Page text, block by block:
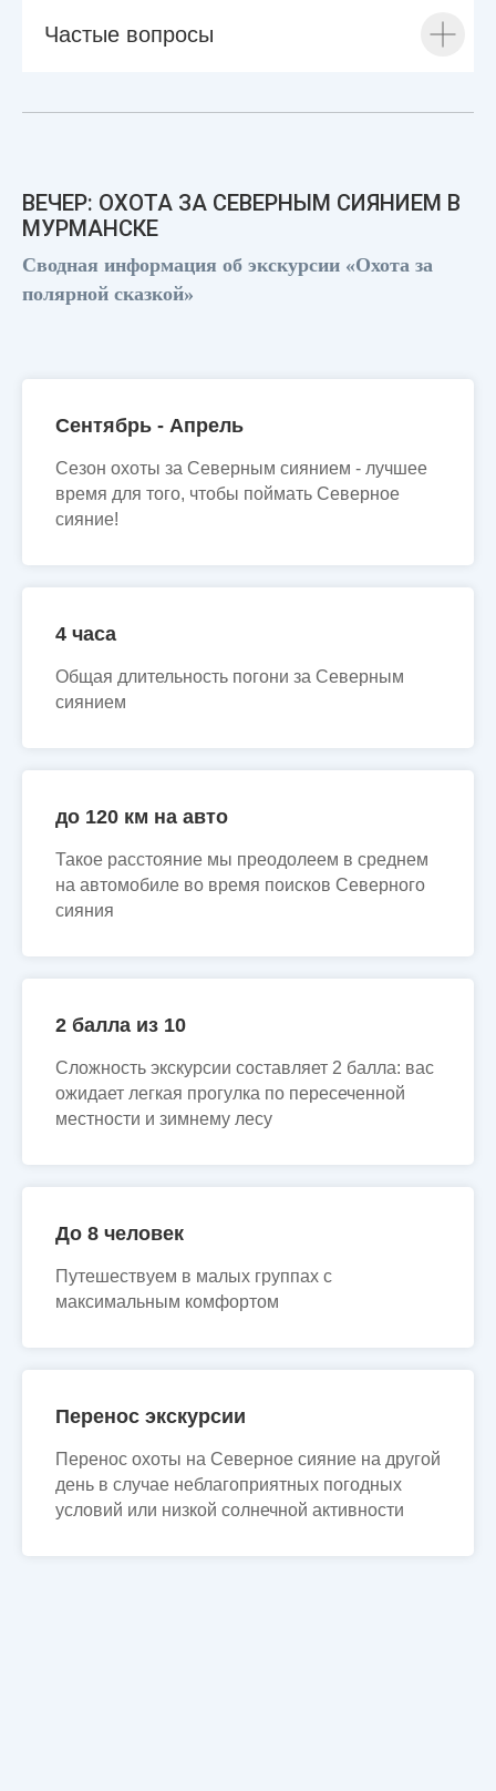
Частые вопросы
ВЕЧЕР: ОХОТА ЗА СЕВЕРНЫМ СИЯНИЕМ В
МУРМАНСКЕ
Сводная информация об экскурсии «Охота за
полярной сказкой»
Сентябрь - Апрель
Сезон охоты за Северным сиянием - лучшее
время для того, чтобы поймать Северное
сияние!
4 часа
Общая длительность погони за Северным
сиянием
до 120 км на авто
Такое расстояние мы преодолеем в среднем
на автомобиле во время поисков Северного
сияния
2 балла из 10
Сложность экскурсии составляет 2 балла: вас
ожидает легкая прогулка по пересеченной
местности и зимнему лесу
До 8 человек
Путешествуем в малых группах с
максимальным комфортом
Перенос экскурсии
Перенос охоты на Северное сияние на другой
день в случае неблагоприятных погодных
условий или низкой солнечной активности